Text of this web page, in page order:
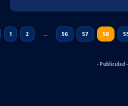
1 2 … 56 57 58
- Publicidad -